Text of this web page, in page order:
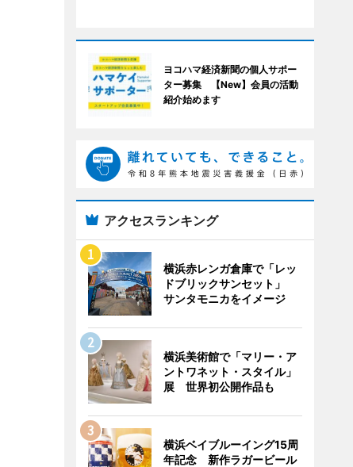
ヨコハマ経済新聞の個人サポー
ター募集 【New】会員の活動
紹介始めます
アクセスランキング
横浜赤レンガ倉庫で「レッ
ドブリックサンセット」
サンタモニカをイメージ
横浜美術館で「マリー・ア
ントワネット・スタイル」
展 世界初公開作品も
横浜ベイブルーイング15周
年記念 新作ラガービール